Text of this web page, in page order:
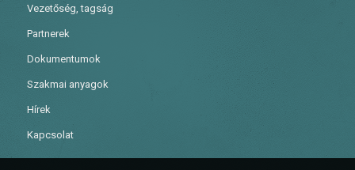
Vezetőség, tagság
Partnerek
Dokumentumok
Szakmai anyagok
Hírek
Kapcsolat